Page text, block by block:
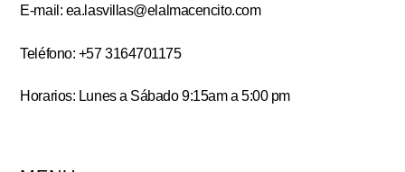
E-mail: ea.lasvillas@elalmacencito.com
Teléfono: +57 3164701175
Horarios: Lunes a Sábado 9:15am a 5:00 pm